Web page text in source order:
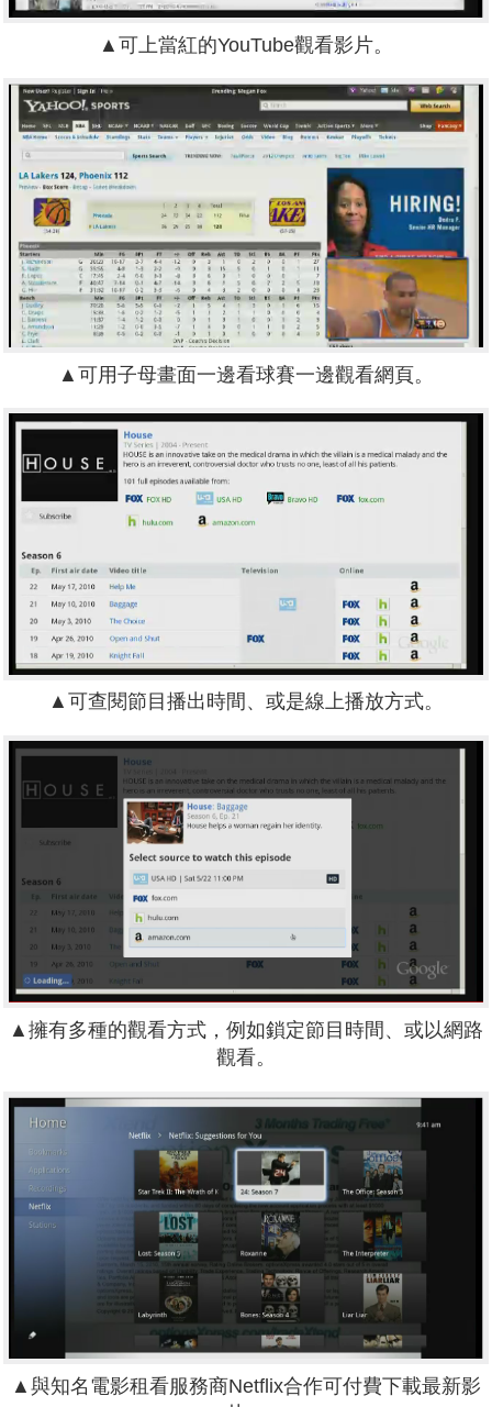
▲可上當紅的YouTube觀看影片。
▲可用子母畫面一邊看球賽一邊觀看網頁。
▲可查閱節目播出時間、或是線上播放方式。
▲擁有多種的觀看方式，例如鎖定節目時間、或以網路
觀看。
▲與知名電影租看服務商Netflix合作可付費下載最新影